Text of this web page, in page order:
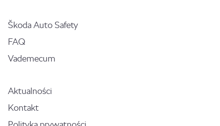
Škoda Auto Safety
FAQ
Vademecum
Aktualności
Kontakt